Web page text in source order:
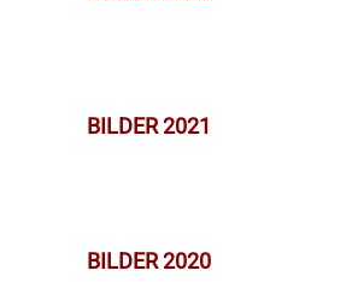
BILDER 2021
BILDER 2020